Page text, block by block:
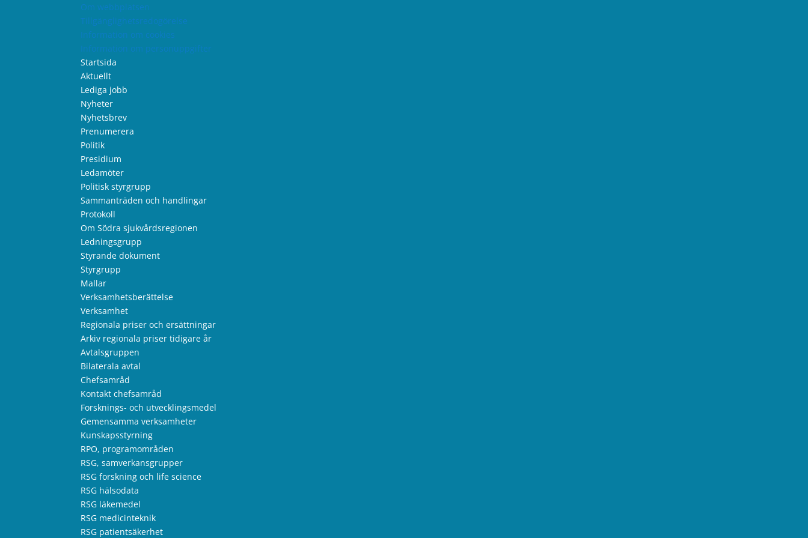
Om webbplatsen
Tillgänglighetsredogörelse
Information om cookies
Information om personuppgifter
Startsida
Aktuellt
Lediga jobb
Nyheter
Nyhetsbrev
Prenumerera
Politik
Presidium
Ledamöter
Politisk styrgrupp
Sammanträden och handlingar
Protokoll
Om Södra sjukvårdsregionen
Ledningsgrupp
Styrande dokument
Styrgrupp
Mallar
Verksamhetsberättelse
Verksamhet
Regionala priser och ersättningar
Arkiv regionala priser tidigare år
Avtalsgruppen
Bilaterala avtal
Chefsamråd
Kontakt chefsamråd
Forsknings- och utvecklingsmedel
Gemensamma verksamheter
Kunskapsstyrning
RPO, programområden
RSG, samverkansgrupper
RSG forskning och life science
RSG hälsodata
RSG läkemedel
RSG medicinteknik
RSG patientsäkerhet